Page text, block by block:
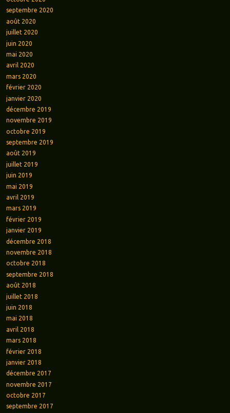
septembre 2020
août 2020
juillet 2020
juin 2020
mai 2020
avril 2020
mars 2020
février 2020
janvier 2020
décembre 2019
novembre 2019
octobre 2019
septembre 2019
août 2019
juillet 2019
juin 2019
mai 2019
avril 2019
mars 2019
février 2019
janvier 2019
décembre 2018
novembre 2018
octobre 2018
septembre 2018
août 2018
juillet 2018
juin 2018
mai 2018
avril 2018
mars 2018
février 2018
janvier 2018
décembre 2017
novembre 2017
octobre 2017
septembre 2017